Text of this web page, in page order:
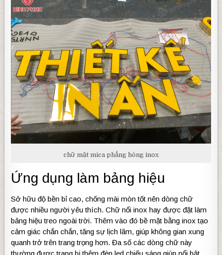
chữ mặt mica phẳng hông inox
Ứng dụng làm bảng hiệu
Sở hữu độ bền bỉ cao, chống mài mòn tốt nên dòng chữ
được nhiều người yêu thích. Chữ nổi inox hay được đặt làm
bảng hiệu treo ngoài trời. Thêm vào đó bề mặt bằng inox tạo
cảm giác chắn chắn, tăng sự lịch lãm, giúp không gian xung
quanh trở trên trang trọng hơn. Đa số các dòng chữ này
thường được trang bị thêm đèn led chiếu sáng giúp nổi bật